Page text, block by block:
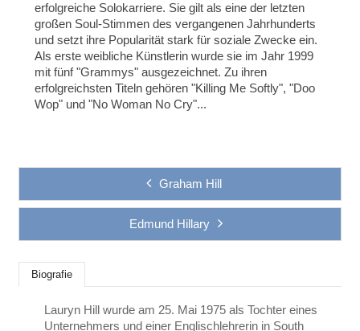
erfolgreiche Solokarriere. Sie gilt als eine der letzten
großen Soul-Stimmen des vergangenen Jahrhunderts
und setzt ihre Popularität stark für soziale Zwecke ein.
Als erste weibliche Künstlerin wurde sie im Jahr 1999
mit fünf "Grammys" ausgezeichnet. Zu ihren
erfolgreichsten Titeln gehören "Killing Me Softly", "Doo
Wop" und "No Woman No Cry"...
Graham Hill
Edmund Hillary
Biografie
Lauryn Hill wurde am 25. Mai 1975 als Tochter eines
Unternehmers und einer Englischlehrerin in South